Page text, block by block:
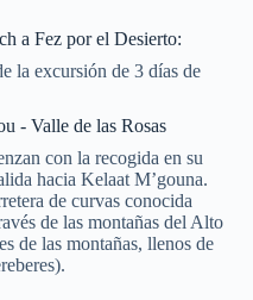
a Fez por el Desierto:
la excursión de 3 días de
- Valle de las Rosas
con la recogida en su
hacia Kelaat M’gouna.
de curvas conocida
de las montañas del Alto
de las montañas, llenos de